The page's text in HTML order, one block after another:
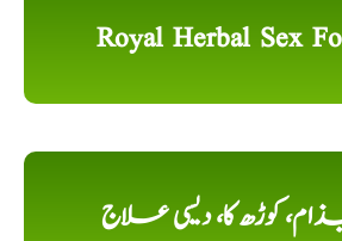
Royal Herbal Sex
کوڑھ کا، دیسی علاج